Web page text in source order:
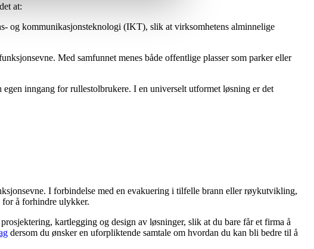
at:
og kommunikasjonsteknologi (IKT), slik at virksomhetens alminnelige
Med samfunnet menes både offentlige plasser som parker eller
inngang for rullestolbrukere. I en universelt utformet løsning er det
I forbindelse med en evakuering i tilfelle brann eller røykutvikling,
å forhindre ulykker.
kartlegging og design av løsninger, slik at du bare får et firma å
dersom du ønsker en uforpliktende samtale om hvordan du kan bli bedre til å